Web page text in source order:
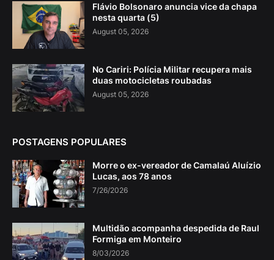
Flávio Bolsonaro anuncia vice da chapa
nesta quarta (5)
August 05, 2026
No Cariri: Polícia Militar recupera mais
duas motocicletas roubadas
August 05, 2026
POSTAGENS POPULARES
Morre o ex-vereador de Camalaú Aluízio
Lucas, aos 78 anos
7/26/2026
Multidão acompanha despedida de Raul
Formiga em Monteiro
8/03/2026